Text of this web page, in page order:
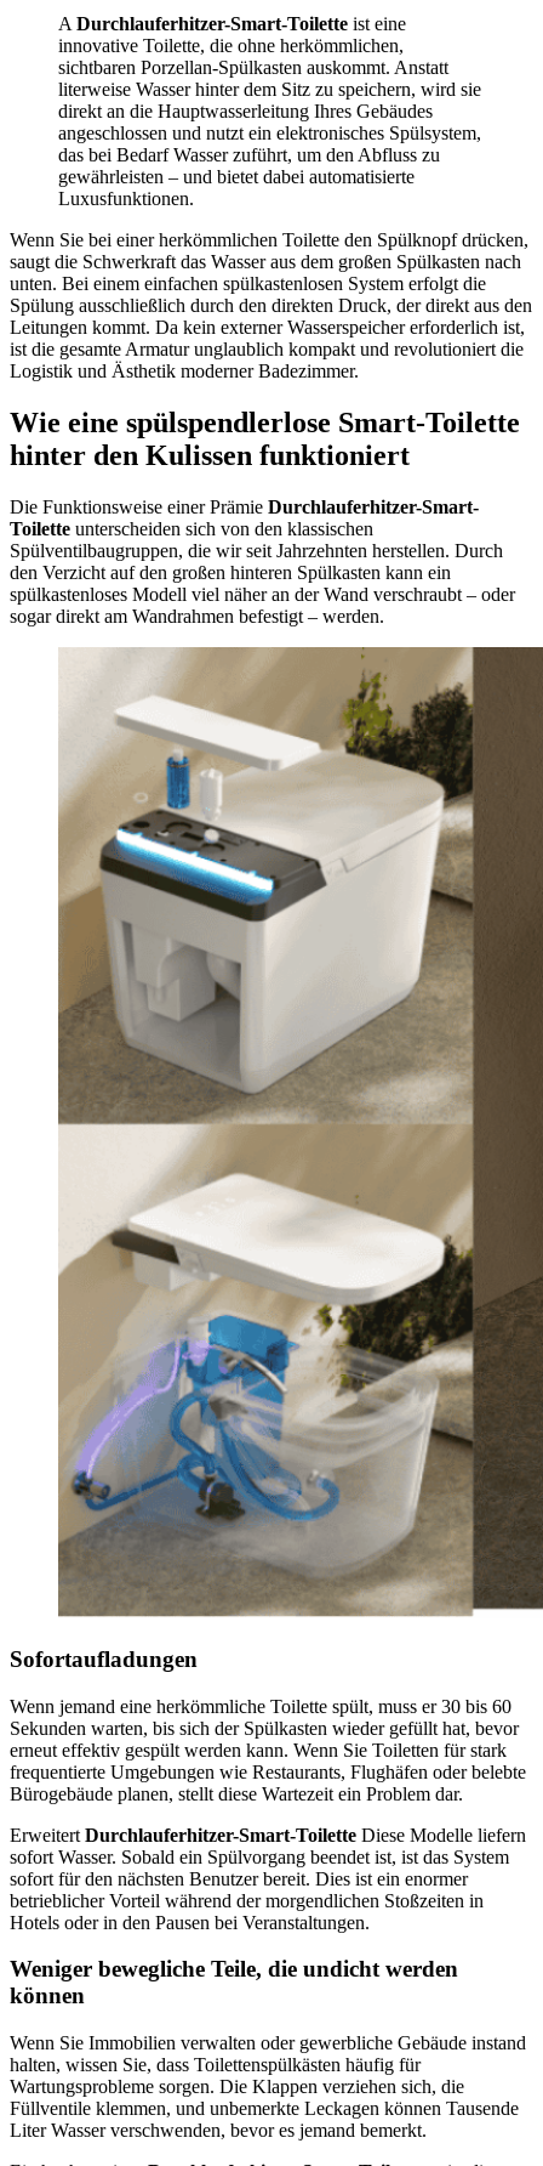
ADurchlauferhitzer-Smart-Toilette ist eine
innovative Toilette, die ohne herkömmlichen,
sichtbaren Porzellan-Spülkasten auskommt. Anstatt
literweise Wasser hinter dem Sitz zu speichern, wird sie
direkt an die Hauptwasserleitung Ihres Gebäudes
angeschlossen und nutzt ein elektronisches Spülsystem,
das bei Bedarf Wasser zuführt, um den Abfluss zu
gewährleisten – und bietet dabei automatisierte
Luxusfunktionen.
Wenn Sie bei einer herkömmlichen Toilette den Spülknopf drücken,
saugt die Schwerkraft das Wasser aus dem großen Spülkasten nach
unten. Bei einem einfachen spülkastenlosen System erfolgt die
Spülung ausschließlich durch den direkten Druck, der direkt aus den
Leitungen kommt. Da kein externer Wasserspeicher erforderlich ist,
ist die gesamte Armatur unglaublich kompakt und revolutioniert die
Logistik und Ästhetik moderner Badezimmer.
Wie eine spülspendlerlose Smart-Toilette
hinter den Kulissen funktioniert
Die Funktionsweise einer Prämie Durchlauferhitzer-Smart-
Toilette unterscheiden sich von den klassischen
Spülventilbaugruppen, die wir seit Jahrzehnten herstellen. Durch
den Verzicht auf den großen hinteren Spülkasten kann ein
spülkastenloses Modell viel näher an der Wand verschraubt – oder
sogar direkt am Wandrahmen befestigt – werden.
Sofortaufladungen
Wenn jemand eine herkömmliche Toilette spült, muss er 30 bis 60
Sekunden warten, bis sich der Spülkasten wieder gefüllt hat, bevor
erneut effektiv gespült werden kann. Wenn Sie Toiletten für stark
frequentierte Umgebungen wie Restaurants, Flughäfen oder belebte
Bürogebäude planen, stellt diese Wartezeit ein Problem dar.
Erweitert Durchlauferhitzer-Smart-Toilette Diese Modelle liefern
sofort Wasser. Sobald ein Spülvorgang beendet ist, ist das System
sofort für den nächsten Benutzer bereit. Dies ist ein enormer
betrieblicher Vorteil während der morgendlichen Stoßzeiten in
Hotels oder in den Pausen bei Veranstaltungen.
Weniger bewegliche Teile, die undicht werden
können
Wenn Sie Immobilien verwalten oder gewerbliche Gebäude instand
halten, wissen Sie, dass Toilettenspülkästen häufig für
Wartungsprobleme sorgen. Die Klappen verziehen sich, die
Füllventile klemmen, und unbemerkte Leckagen können Tausende
Liter Wasser verschwenden, bevor es jemand bemerkt.